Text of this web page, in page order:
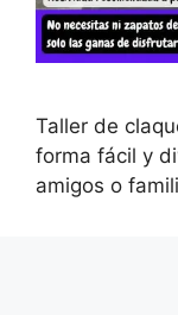
Taller de
forma fácil y
amigos o